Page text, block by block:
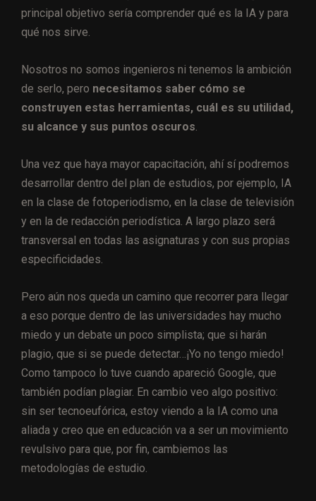
principal objetivo sería comprender qué es la IA y para
qué nos sirve.
Nosotros no somos ingenieros ni tenemos la ambición
de serlo, pero necesitamos saber cómo se
construyen estas herramientas, cuál es su utilidad,
su alcance y sus puntos oscuros.
Una vez que haya mayor capacitación, ahí sí podremos
desarrollar dentro del plan de estudios, por ejemplo, IA
en la clase de fotoperiodismo, en la clase de televisión
y en la de redacción periodística. A largo plazo será
transversal en todas las asignaturas y con sus propias
especificidades.
Pero aún nos queda un camino que recorrer para llegar
a eso porque dentro de las universidades hay mucho
miedo y un debate un poco simplista; que si harán
plagio, que si se puede detectar…¡Yo no tengo miedo!
Como tampoco lo tuve cuando apareció Google, que
también podían plagiar. En cambio veo algo positivo:
sin ser tecnoeufórica, estoy viendo a la IA como una
aliada y creo que en educación va a ser un movimiento
revulsivo para que, por fin, cambiemos las
metodologías de estudio.